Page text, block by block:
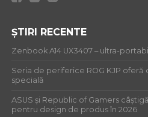
ȘTIRI RECENTE
Zenbook A14 UX3407 – ultra-
Seria de periferice ROG KJP
specială
ASUS și Republic of Gamers
pentru design de produs în 2026